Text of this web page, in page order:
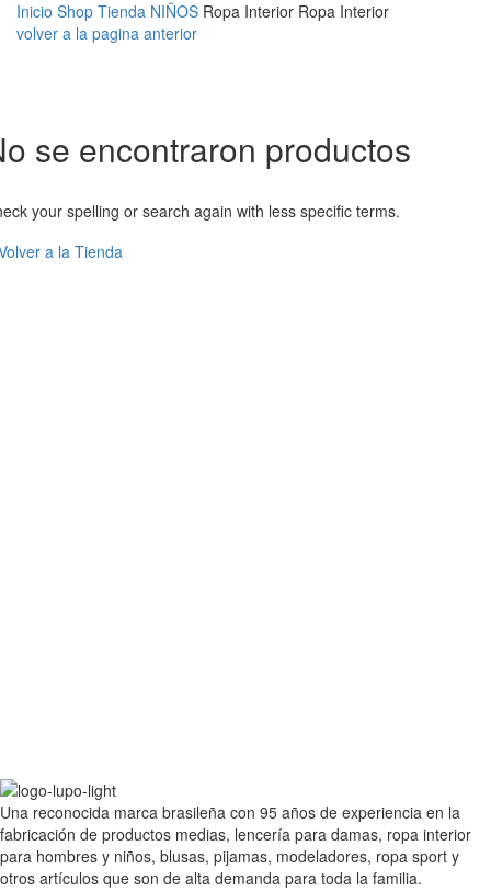
Inicio Shop Tienda NIÑOS Ropa Interior Ropa Interior
volver a la pagina anterior
se encontraron productos
your spelling or search again with less specific terms.
a la Tienda
Una reconocida marca brasileña con 95 años de experiencia en la
fabricación de productos medias, lencería para damas, ropa interior
para hombres y niños, blusas, pijamas, modeladores, ropa sport y
otros artículos que son de alta demanda para toda la familia.